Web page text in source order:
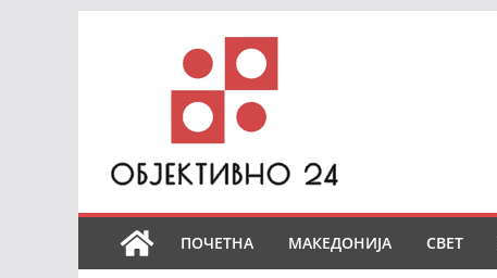
ПОЧЕТНА МАКЕДОНИЈА СВЕТ